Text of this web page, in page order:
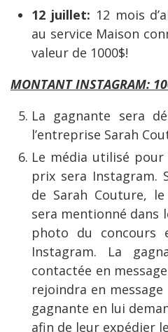
12 juillet: 12 mois
au service Maison
valeur de 1000$!
MONTANT INSTAGRAM:
La gagnante sera
l’entreprise Sarah
Le média utilisé
prix sera Instagram.
de Sarah Couture,
sera mentionné dans
photo du concours
Instagram. La
contactée en
rejoindra en
gagnante en lui
afin de leur expédier